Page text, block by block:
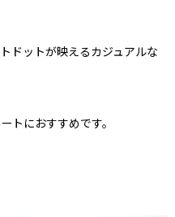
ドットが映えるカジュアルな
トにおすすめです。